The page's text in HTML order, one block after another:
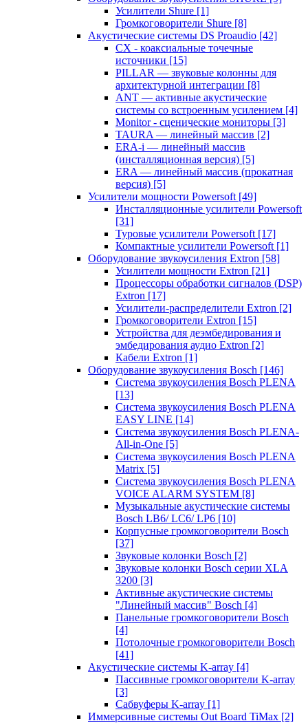
Усилители Shure [1]
Громкоговорители Shure [8]
Акустические системы DS Proaudio [42]
CX - коаксиальные точечные
источники [15]
PILLAR — звуковые колонны для
архитектурной интеграции [8]
ANT — активные акустические
системы со встроенным усилением [4]
Monitor - сценические мониторы [3]
TAURA — линейный массив [2]
ERA-i — линейный массив
(инсталляционная версия) [5]
ERA — линейный массив (прокатная
версия) [5]
Усилители мощности Powersoft [49]
Инсталляционные усилители Powersoft
[31]
Туровые усилители Powersoft [17]
Компактные усилители Powersoft [1]
Оборудование звукоусиления Extron [58]
Усилители мощности Extron [21]
Процессоры обработки сигналов (DSP)
Extron [17]
Усилители-распределители Extron [2]
Громкоговорители Extron [15]
Устройства для деэмбедирования и
эмбедирования аудио Extron [2]
Кабели Extron [1]
Оборудование звукоусиления Bosch [146]
Система звукоусиления Bosch PLENA
[13]
Система звукоусиления Bosch PLENA
EASY LINE [14]
Система звукоусиления Bosch PLENA-
All-in-One [5]
Система звукоусиления Bosch PLENA
Matrix [5]
Система звукоусиления Bosch PLENA
VOICE ALARM SYSTEM [8]
Музыкальные акустические системы
Bosch LB6/ LC6/ LP6 [10]
Корпусные громкоговорители Bosch
[37]
Звуковые колонки Bosch [2]
Звуковые колонки Bosch серии XLA
3200 [3]
Активные акустические системы
"Линейный массив" Bosch [4]
Панельные громкоговорители Bosch
[4]
Потолочные громкоговорители Bosch
[41]
Акустические системы K-array [4]
Пассивные громкоговорители K-array
[3]
Сабвуферы K-array [1]
Иммерсивные системы Out Board TiMax [2]